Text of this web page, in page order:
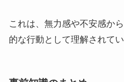
これは、無力感や不安感か
的な行動として理解されてい